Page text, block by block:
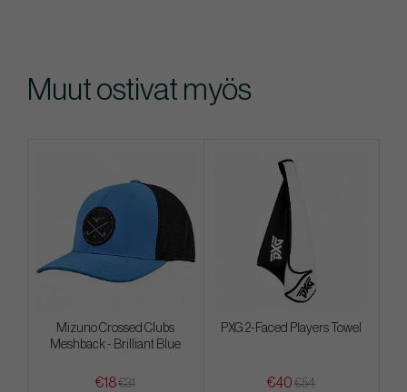
Muut ostivat myös
Mizuno Crossed Clubs
Meshback - Brilliant Blue
€18€31
PXG 2-Faced Players Towel
€40 €54